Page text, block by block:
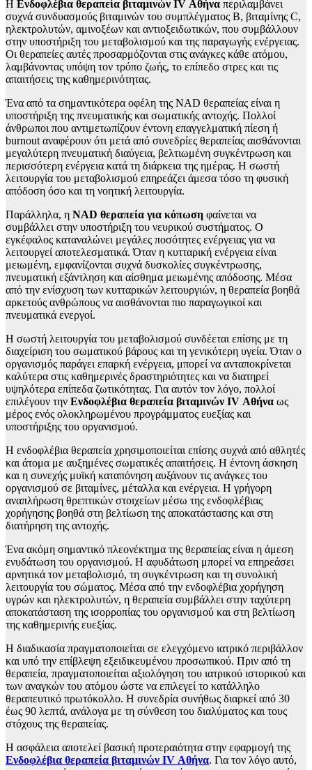
Η Ενδοφλέβια θεραπεία βιταμινών IV Αθήνα περιλαμβάνει
συχνά συνδυασμούς βιταμινών του συμπλέγματος Β, βιταμίνης C,
ηλεκτρολυτών, αμινοξέων και αντιοξειδωτικών, που συμβάλλουν
στην υποστήριξη του μεταβολισμού και της παραγωγής ενέργειας.
Οι θεραπείες αυτές προσαρμόζονται στις ανάγκες κάθε ατόμου,
λαμβάνοντας υπόψη τον τρόπο ζωής, το επίπεδο στρες και τις
απαιτήσεις της καθημερινότητας.
Ένα από τα σημαντικότερα οφέλη της NAD θεραπείας είναι η
υποστήριξη της πνευματικής και σωματικής αντοχής. Πολλοί
άνθρωποι που αντιμετωπίζουν έντονη επαγγελματική πίεση ή
burnout αναφέρουν ότι μετά από συνεδρίες θεραπείας αισθάνονται
μεγαλύτερη πνευματική διαύγεια, βελτιωμένη συγκέντρωση και
περισσότερη ενέργεια κατά τη διάρκεια της ημέρας. Η σωστή
λειτουργία του μεταβολισμού επηρεάζει άμεσα τόσο τη φυσική
απόδοση όσο και τη νοητική λειτουργία.
Παράλληλα, η NAD θεραπεία για κόπωση φαίνεται να
συμβάλλει στην υποστήριξη του νευρικού συστήματος. Ο
εγκέφαλος καταναλώνει μεγάλες ποσότητες ενέργειας για να
λειτουργεί αποτελεσματικά. Όταν η κυτταρική ενέργεια είναι
μειωμένη, εμφανίζονται συχνά δυσκολίες συγκέντρωσης,
πνευματική εξάντληση και αίσθημα μειωμένης απόδοσης. Μέσα
από την ενίσχυση των κυτταρικών λειτουργιών, η θεραπεία βοηθά
αρκετούς ανθρώπους να αισθάνονται πιο παραγωγικοί και
πνευματικά ενεργοί.
Η σωστή λειτουργία του μεταβολισμού συνδέεται επίσης με τη
διαχείριση του σωματικού βάρους και τη γενικότερη υγεία. Όταν ο
οργανισμός παράγει επαρκή ενέργεια, μπορεί να ανταποκρίνεται
καλύτερα στις καθημερινές δραστηριότητες και να διατηρεί
υψηλότερα επίπεδα ζωτικότητας. Για αυτόν τον λόγο, πολλοί
επιλέγουν την Ενδοφλέβια θεραπεία βιταμινών IV Αθήνα ως
μέρος ενός ολοκληρωμένου προγράμματος ευεξίας και
υποστήριξης του οργανισμού.
Η ενδοφλέβια θεραπεία χρησιμοποιείται επίσης συχνά από αθλητές
και άτομα με αυξημένες σωματικές απαιτήσεις. Η έντονη άσκηση
και η συνεχής μυϊκή καταπόνηση αυξάνουν τις ανάγκες του
οργανισμού σε βιταμίνες, μέταλλα και ενέργεια. Η γρήγορη
αναπλήρωση θρεπτικών στοιχείων μέσω της ενδοφλέβιας
χορήγησης βοηθά στη βελτίωση της αποκατάστασης και στη
διατήρηση της αντοχής.
Ένα ακόμη σημαντικό πλεονέκτημα της θεραπείας είναι η άμεση
ενυδάτωση του οργανισμού. Η αφυδάτωση μπορεί να επηρεάσει
αρνητικά τον μεταβολισμό, τη συγκέντρωση και τη συνολική
λειτουργία του σώματος. Μέσα από την ενδοφλέβια χορήγηση
υγρών και ηλεκτρολυτών, η θεραπεία συμβάλλει στην ταχύτερη
αποκατάσταση της ισορροπίας του οργανισμού και στη βελτίωση
της καθημερινής ευεξίας.
Η διαδικασία πραγματοποιείται σε ελεγχόμενο ιατρικό περιβάλλον
και υπό την επίβλεψη εξειδικευμένου προσωπικού. Πριν από τη
θεραπεία, πραγματοποιείται αξιολόγηση του ιατρικού ιστορικού και
των αναγκών του ατόμου ώστε να επιλεγεί το κατάλληλο
θεραπευτικό πρωτόκολλο. Η συνεδρία συνήθως διαρκεί από 30
έως 90 λεπτά, ανάλογα με τη σύνθεση του διαλύματος και τους
στόχους της θεραπείας.
Η ασφάλεια αποτελεί βασική προτεραιότητα στην εφαρμογή της
Ενδοφλέβια θεραπεία βιταμινών IV Αθήνα. Για τον λόγο αυτό,